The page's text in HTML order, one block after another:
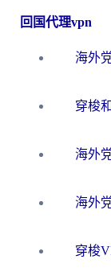
回国代理vpn